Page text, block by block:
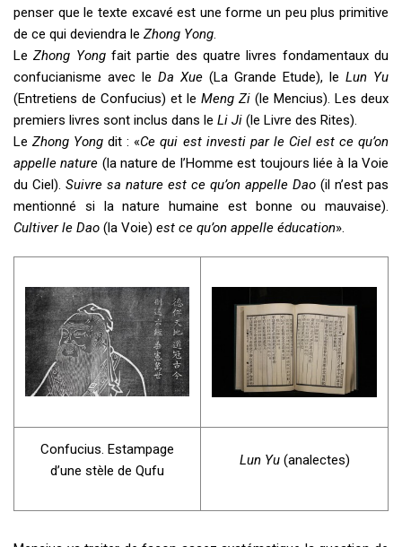
penser que le texte excavé est une forme un peu plus primitive
de ce qui deviendra le Zhong Yong.
LeZhong Yongfait partie des quatre livres fondamentaux du
confucianisme avec le Da Xue (La Grande Etude), le Lun Yu
(Entretiens de Confucius) et le Meng Zi (le Mencius). Les deux
premiers livres sont inclus dans le Li Ji (le Livre des Rites).
LeZhong Yong dit : «Ce qui est investi par le Ciel est ce qu’on
appelle nature (la nature de l’Homme est toujours liée à la Voie
du Ciel). Suivre sa nature est ce qu’on appelle Dao (il n’est pas
mentionné si la nature humaine est bonne ou mauvaise).
Cultiver le Dao (la Voie) est ce qu’on appelle éducation».
Confucius. Estampage
d’une stèle de Qufu
Lun Yu(analectes)